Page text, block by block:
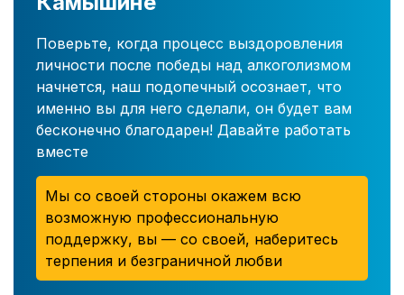
Поверьте, когда процесс выздоровления
личности после победы над алкоголизмом
начнется, наш подопечный осознает, что
именно вы для него сделали, он будет вам
бесконечно благодарен! Давайте работать
вместе
Мы со своей стороны окажем всю
возможную профессиональную
поддержку, вы — со своей, наберитесь
терпения и безграничной любви